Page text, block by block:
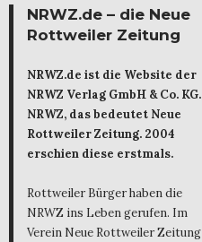
NRWZ.de – die Neue
Rottweiler Zeitung
NRWZ.de ist die Website der
NRWZ Verlag GmbH & Co. KG.
NRWZ, das bedeutet Neue
Rottweiler Zeitung. 2004
erschien diese erstmals.
Rottweiler Bürger haben die
NRWZ ins Leben gerufen. Im
Verein Neue Rottweiler Zeitung